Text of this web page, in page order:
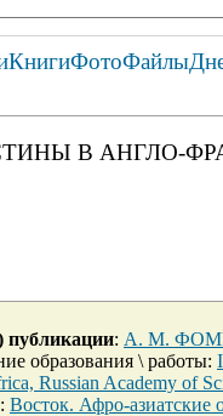
КнигиФотоФайлы
В АНГЛО-
публикации: А. М.
образования \ работы:
Russian Academy of
Восток. Афро-азиатские общества: